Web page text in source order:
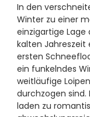
In den
Winter zu einer
einzigartige
kalten Jahreszeit
ersten
ein funkelndes
weitläufige
durchzogen
laden zu